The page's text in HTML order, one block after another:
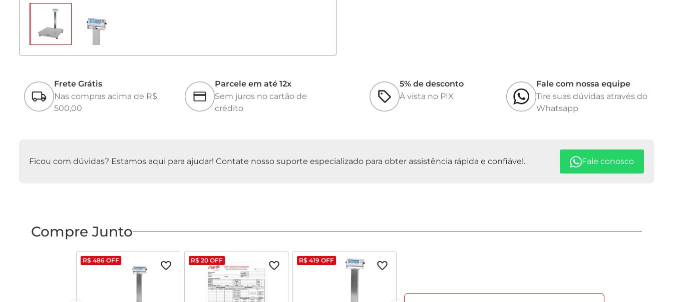
Peso Bruto: 14,2 kg
Modelo aprovado pelo Inmetro conforme portaria Inmetro/dimel nº 0228, de
21 de Julho de 2012.
Opcionais: Bateria interna recarregável, certificado de calibração, impressora
Frete Grátis
Nas compras acima de R$
500,00
Parcele em até 12x
Sem juros no cartão de
crédito
5% de desconto
À vista no PIX
Fale com nossa equipe
Tire suas dúvidas através do
Whatsapp
Ficou com dúvidas? Estamos aqui para ajudar! Contate nosso suporte especializado para obter assistência rápida e confiável. Fale conosco
Compre Junto
R$ 486 OFF R$ 20 OFF R$ 419 OFF